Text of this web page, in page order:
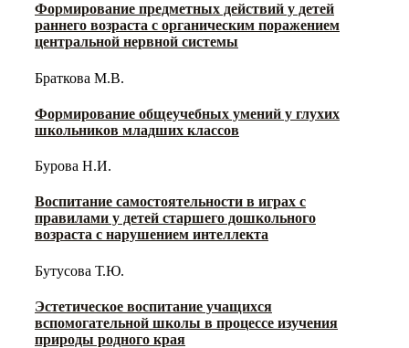
Формирование предметных действий у детей
раннего возраста с органическим поражением
центральной нервной системы
Браткова М.В.
Формирование общеучебных умений у глухих
школьников младших классов
Бурова Н.И.
Воспитание самостоятельности в играх с
правилами у детей старшего дошкольного
возраста с нарушением интеллекта
Бутусова Т.Ю.
Эстетическое воспитание учащихся
вспомогательной школы в процессе изучения
природы родного края